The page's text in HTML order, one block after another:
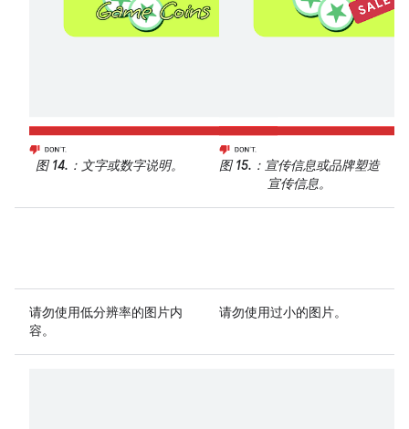
图 14. ：文字或数字说明。 图 15. ：宣传信息或品牌塑造
宣传信息。
请勿使用低分辨率的图片内
容。
请勿使用过小的图片。